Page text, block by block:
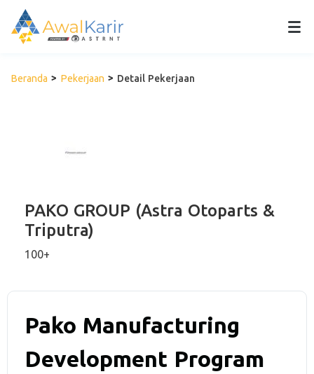
Beranda Pekerjaan Detail Pekerjaan
PAKO GROUP (Astra Otoparts &
Triputra)
100+
Pako Manufacturing
Development Program